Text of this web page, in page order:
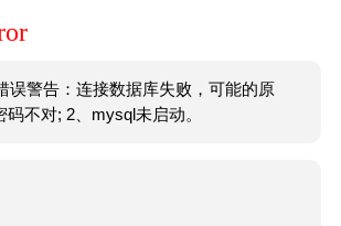
误警告：连接数据库失败，可能的原
码不对; 2、mysql未启动。